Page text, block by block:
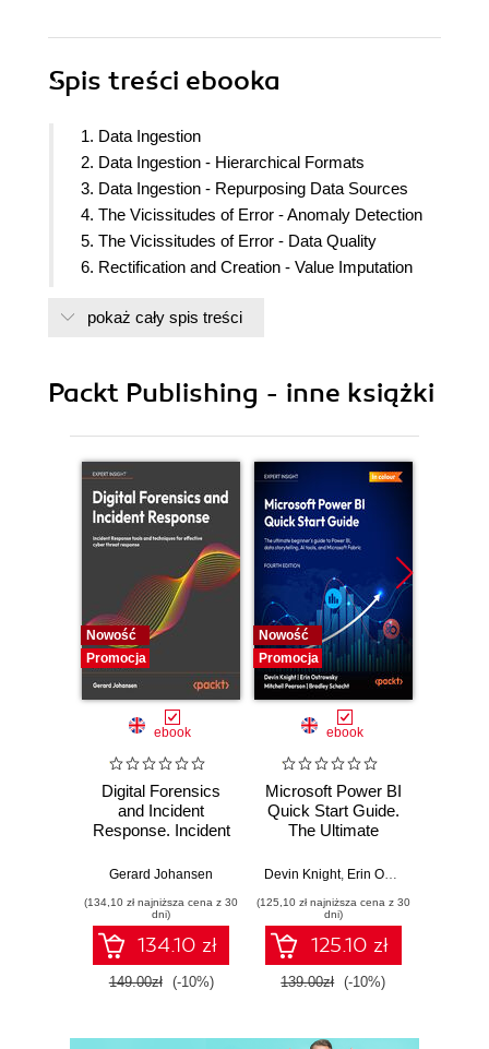
Spis treści ebooka
1. Data Ingestion
2. Data Ingestion - Hierarchical Formats
3. Data Ingestion - Repurposing Data Sources
4. The Vicissitudes of Error - Anomaly Detection
5. The Vicissitudes of Error - Data Quality
6. Rectification and Creation - Value Imputation
8. Ancillary Matters - Closure/Glossary
pokaż cały spis treści
Packt Publishing - inne książki
Nowość
Promocja
ebook
Digital Forensics
and Incident
Response. Incident
and techniques for
threat response -
Fourth Edition
Gerard Johansen
(134,10 zł najniższa cena z 30
dni)
134.10 zł
149.00zł (-10%)
Nowość
Promocja
ebook
Microsoft Power BI
Quick Start Guide.
The Ultimate
to Power BI, Data
Tools, and
Microsoft Fabric -
Fourth Edition
Devin Knight, Erin Ostrowsky
(125,10 zł najniższa cena z 30
dni)
125.10 zł
139.00zł (-10%)